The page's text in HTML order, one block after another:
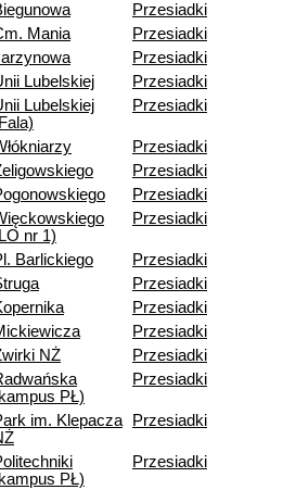
Przesiadki
Mania
Przesiadki
Przesiadki
Lubelskiej
Przesiadki
Lubelskiej
Przesiadki
Przesiadki
Przesiadki
Przesiadki
nr 1)
Przesiadki
Barlickiego
Przesiadki
Przesiadki
Przesiadki
Przesiadki
NŻ
Przesiadki
PŁ)
Przesiadki
im. Klepacza
Przesiadki
PŁ)
Przesiadki